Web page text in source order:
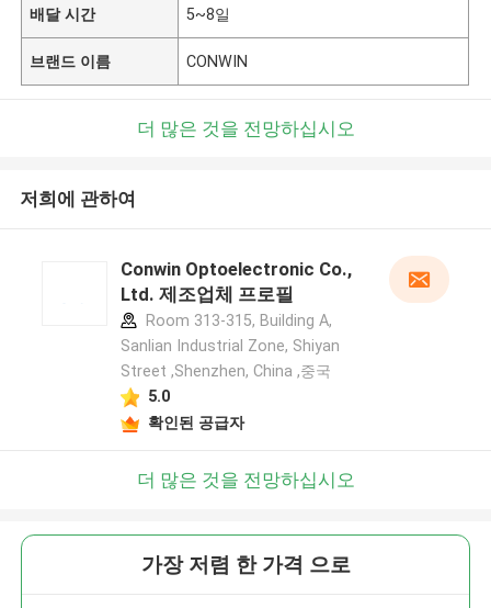
배달 시간 5~8일
브랜드 이름 CONWIN
더 많은 것을 전망하십시오
저희에 관하여
Conwin Optoelectronic Co.,
Ltd. 제조업체 프로필
Room 313-315, Building A,
Sanlian Industrial Zone, Shiyan
Street ,Shenzhen, China ,중국
5.0
확인된 공급자
더 많은 것을 전망하십시오
가장 저렴 한 가격 으로